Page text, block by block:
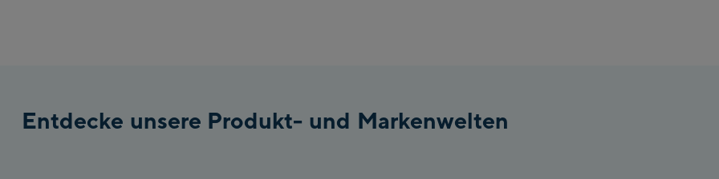
Entdecke unsere Produkt- und Markenwelten